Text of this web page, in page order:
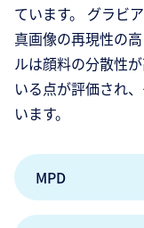
ています。 グラビ
真画像の再現性の
ルは顔料の分散性
いる点が評価され
います。
MPD